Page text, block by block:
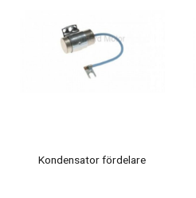
Kondensator fördelare